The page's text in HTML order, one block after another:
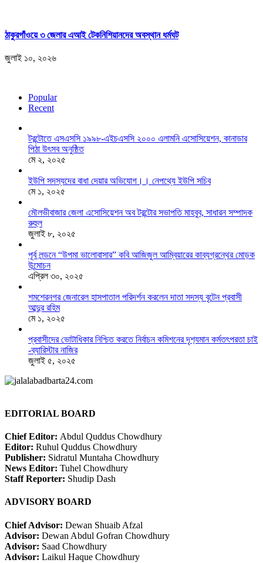
ঠাকুরগাঁওয়ে ৩ জেলার এআই টেকনিশিয়ানদের অবস্থান ধর্মঘট
জুলাই ১০, ২০২৬
Popular
Recent
টরন্টোতে এসএসসি ১৯৯৮-এইচএসসি ২০০০ এলামনি এসোসিয়েশন, কানাডার
পিঠা উৎসব অনুষ্ঠিত
মে ২, ২০২৫
ইউপি সদস্যদের বাধা দেয়ার অভিযোগ।। নেপথ্যে ইউপি সচিব
মে ১, ২০২৫
মৌলভীবাজার জেলা এসোসিয়েশন অব টরন্টোর সভাপতি মাহবুব, সাধারন সম্পাদক
রুহুল
জুলাই ৮, ২০২৫
পূর্ব লন্ডনে “উপমা ভালোবাসার” কবি আজিজুল আম্বিয়ারের কাব্যগ্রন্থের মোড়ক
উন্মোচন
এপ্রিল ৩০, ২০২৫
শমশেরনগর জেনারেল হাসপাতাল পরিদর্শন করলেন দাতা সদস্য বৃটেন প্রবাসী
আব্দুর রহিম
মে ১, ২০২৫
প্রবাসীদের ভোটাধিকার নিশ্চিত করতে নির্বাচন কমিশনের দৃশ‍্যমান কর্মতৎপরতা চাই
-ব্যারিস্টার নাজির
জুলাই ৫, ২০২৫
EDITORIAL BOARD
Chief Editor: Abdul Quddus Chowdhury
Editor: Ruhul Quddus Chowdhury
Publisher: Sidratul Muntaha Chowdhury
News Editor: Tuhel Chowdhury
Staff Reporter: Shudip Dash
ADVISORY BOARD
Chief Advisor: Dewan Shuaib Afzal
Advisor: Dewan Abdul Gofran Chowdhury
Advisor: Saad Chowdhury
Advisor: Laikul Haque Chowdhury